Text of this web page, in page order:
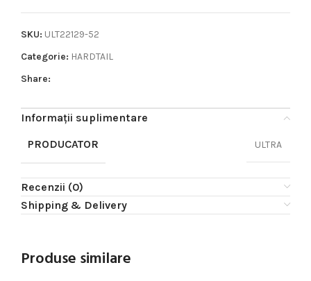
SKU: ULT22129-52
Categorie: HARDTAIL
Share:
Informații suplimentare
PRODUCATOR
ULTRA
Recenzii (0)
Shipping & Delivery
Produse similare